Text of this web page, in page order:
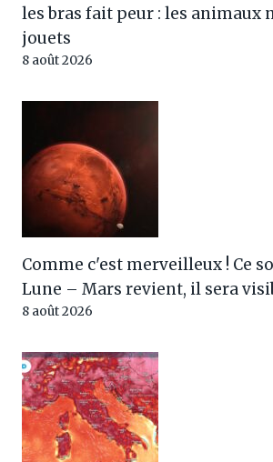
les bras fait peur : les animaux
jouets
8 août 2026
Comme c'est merveilleux ! Ce
Lune – Mars revient, il sera
8 août 2026